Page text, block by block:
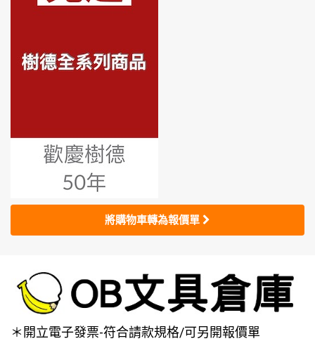
將購物車轉為報價單
＊開立電子發票-符合請款規格/可另開報價單